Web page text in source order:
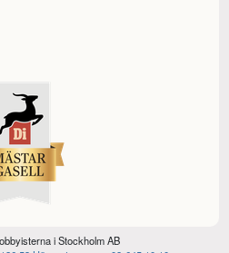
i Stockholm AB